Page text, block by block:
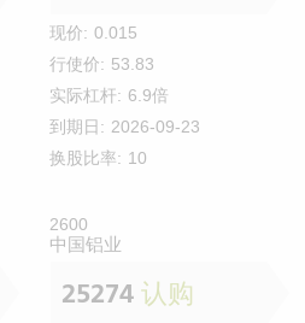
现价: 0.015
行使价: 53.83
实际杠杆: 6.9倍
到期日: 2026-09-23
换股比率: 10
2600
中国铝业
25274 认购